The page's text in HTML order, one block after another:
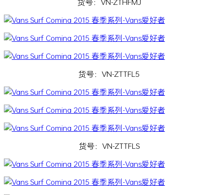
货号：VN-ZTTFL5
货号：VN-ZTTFLS